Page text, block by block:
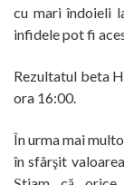
cu mari îndoieli
infidele pot fi
Rezultatul beta
ora 16:00.
În urma mai
în sfârşit